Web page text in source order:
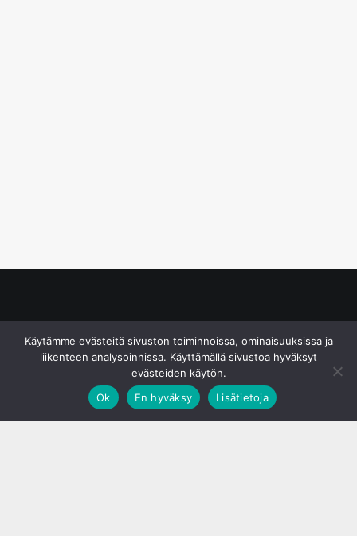
Käytämme evästeitä sivuston toiminnoissa, ominaisuuksissa ja
liikenteen analysoinnissa. Käyttämällä sivustoa hyväksyt
evästeiden käytön.
Ok
En hyväksy Lisätietoja